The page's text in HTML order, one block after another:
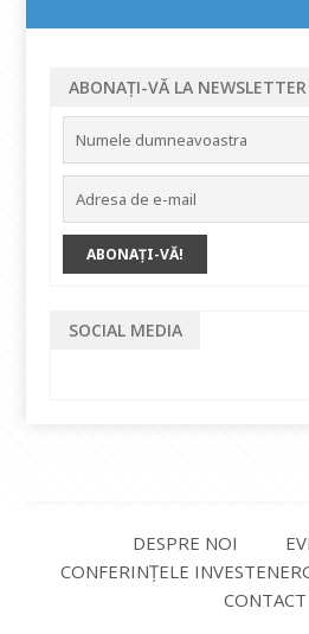
ABONAȚI-VĂ LA NEWSLETTER
SOCIAL MEDIA
DESPRE NOI
CONFERINȚELE
CONTACT